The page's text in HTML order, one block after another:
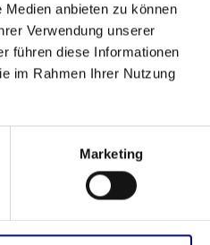
anbieten zu können
Verwendung unserer
führen diese Informationen
im Rahmen Ihrer Nutzung
Marketing